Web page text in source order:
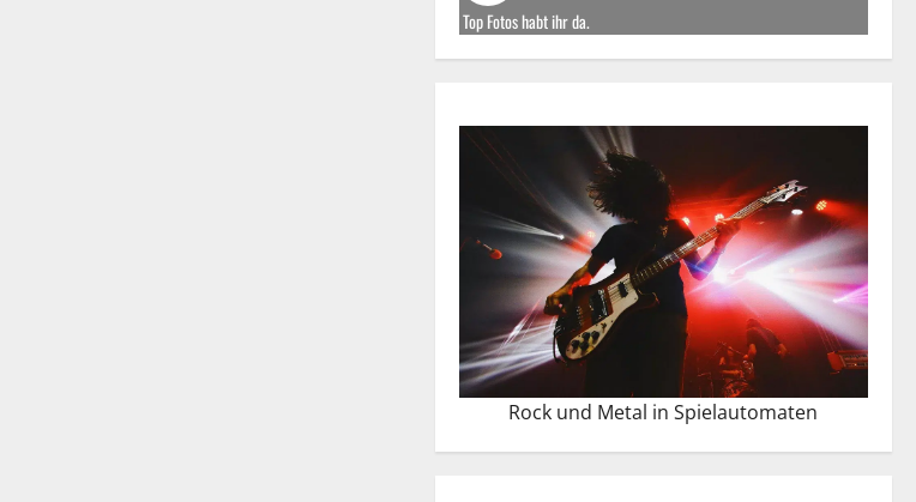
Top Fotos habt ihr da.
Rock und Metal in Spielautomaten